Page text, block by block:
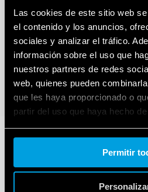
Las cookies de este sitio web
el contenido y los anuncios,
sociales y analizar el tráfico.
información sobre el uso que
nuestros partners de redes
web, quienes pueden
que les haya proporcionado o
partir del uso que haya hecho
Cookie policy.
Permitir